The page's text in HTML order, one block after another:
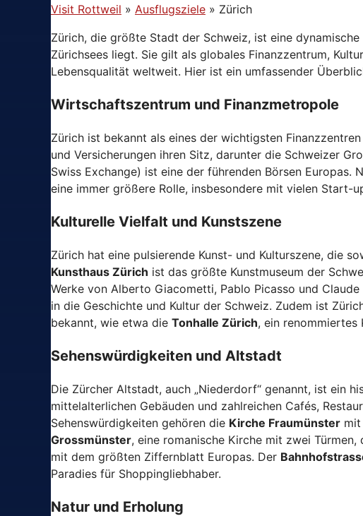
Visit Rottweil » Ausflugsziele » Zürich
Zürich, die größte Stadt der Schweiz, ist eine
Zürichsees liegt. Sie gilt als globales Finanzzentrum,
Lebensqualität weltweit. Hier ist ein umfassender
Wirtschaftszentrum und Finanzmetropole
Zürich ist bekannt als eines der wichtigsten
und Versicherungen ihren Sitz, darunter die Schweizer
Swiss Exchange) ist eine der führenden Börsen
eine immer größere Rolle, insbesondere mit vielen Start-
Kulturelle Vielfalt und Kunstszene
Zürich hat eine pulsierende Kunst- und Kulturszene, die
Kunsthaus Zürich ist das größte Kunstmuseum der
Werke von Alberto Giacometti, Pablo Picasso und Claude
in die Geschichte und Kultur der Schweiz. Zudem ist
bekannt, wie etwa die Tonhalle Zürich, ein renommiertes
Sehenswürdigkeiten und Altstadt
Die Zürcher Altstadt, auch „Niederdorf“ genannt, ist ein
mittelalterlichen Gebäuden und zahlreichen Cafés,
Sehenswürdigkeiten gehören die Kirche Fraumünster
Grossmünster, eine romanische Kirche mit zwei
mit dem größten Ziffernblatt Europas. Der
Paradies für Shoppingliebhaber.
Natur und Erholung